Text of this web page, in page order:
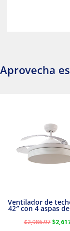
Aprovecha
Ventilador de
42″ con 4 aspas
transparente
$2,986.97 $